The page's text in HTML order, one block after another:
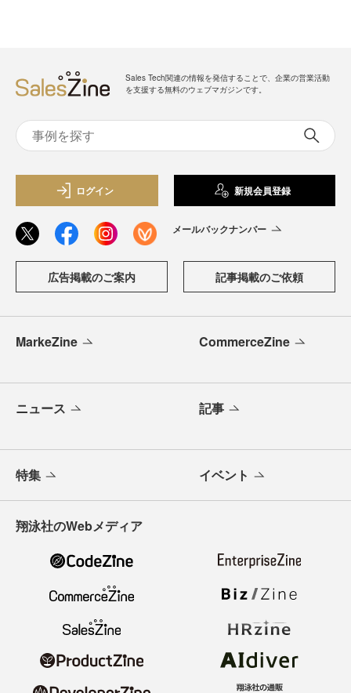
Sales Tech関連の情報を発信することで、企業の営業活動
を支援する無料のウェブマガジンです。
ログイン 新規会員登録
メールバックナンバー
広告掲載のご案内 記事掲載のご依頼
MarkeZine CommerceZine
ニュース 記事
特集 イベント
翔泳社のWebメディア